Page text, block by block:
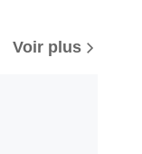
Voir plus